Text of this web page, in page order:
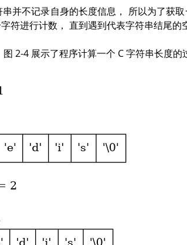
串并不记录自身的长度信息， 所以为了获
符进行计数， 直到遇到代表字符串结尾的
2-4 展示了程序计算一个 C 字符串长度的